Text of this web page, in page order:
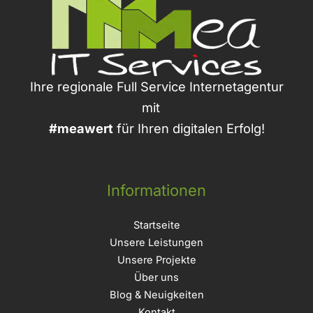
Ihre regionale Full Service Internetagentur
mit
#meawert für Ihren digitalen Erfolg!
Informationen
Startseite
Unsere Leistungen
Unsere Projekte
Über uns
Blog & Neuigkeiten